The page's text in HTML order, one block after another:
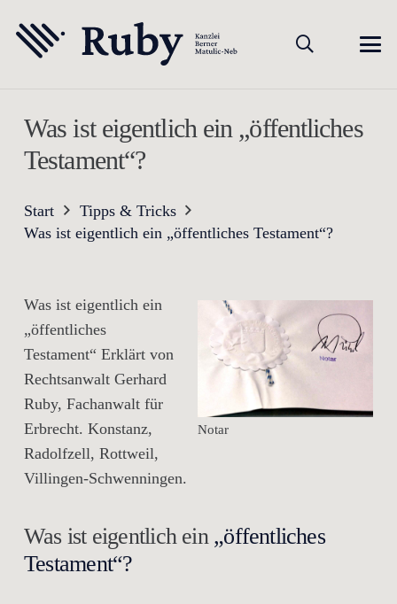
Was ist eigentlich ein „öffentliches
Testament“?
Start
Tipps & Tricks
Was ist eigentlich ein „öffentliches Testament“?
Notar
Was ist eigentlich ein
„öffentliches
Testament“ Erklärt von
Rechtsanwalt Gerhard
Ruby, Fachanwalt für
Erbrecht. Konstanz,
Radolfzell, Rottweil,
Villingen-Schwenningen.
Was ist eigentlich ein „öffentliches
Testament“?